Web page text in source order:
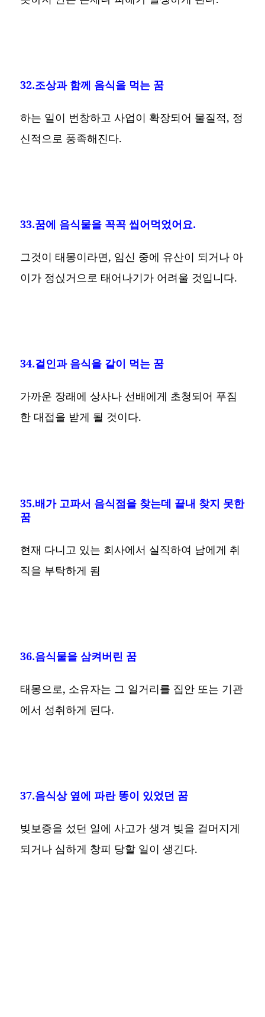
32.조상과 함께 음식을 먹는 꿈
하는 일이 번창하고 사업이 확장되어 물질적, 정
신적으로 풍족해진다.
33.꿈에 음식물을 꼭꼭 씹어먹었어요.
그것이 태몽이라면, 임신 중에 유산이 되거나 아
이가 정싡거으로 태어나기가 어려울 것입니다.
34.걸인과 음식을 같이 먹는 꿈
가까운 장래에 상사나 선배에게 초청되어 푸짐
한 대접을 받게 될 것이다.
35.배가 고파서 음식점을 찾는데 끝내 찾지 못한
꿈
현재 다니고 있는 회사에서 실직하여 남에게 취
직을 부탁하게 됨
36.음식물을 삼켜버린 꿈
태몽으로, 소유자는 그 일거리를 집안 또는 기관
에서 성취하게 된다.
37.음식상 옆에 파란 똥이 있었던 꿈
빚보증을 섰던 일에 사고가 생겨 빚을 걸머지게
되거나 심하게 창피 당할 일이 생긴다.